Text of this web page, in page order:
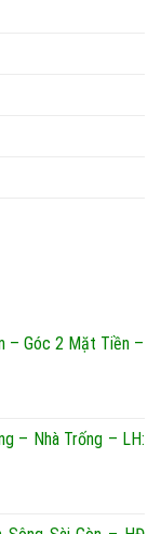
– Góc 2 Mặt Tiền –
– Nhà Trống – LH: